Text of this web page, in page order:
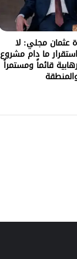
عثمان مجلي: لا
ما دام مشروع
قائماً ومستمراً